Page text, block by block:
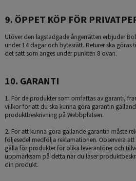
9. ÖPPET KÖP FÖR
Utöver den lagstadgade ångerrätten erbjuder
under 14 dagar och bytesrätt. Returer ska göras
det sätt som anges under punkten 8 ovan.
10. GARANTI
1. För de produkter som omfattas av garanti,
villkor för att du ska kunna göra garantin
produktbeskrivning på Webbplatsen.
2. För att kunna göra gällande garantin måste
följesedel medfölja reklamationen. Observera
gälla för produkter för olika leverantörer och
uppmärksam på detta när du läser
din produkt.